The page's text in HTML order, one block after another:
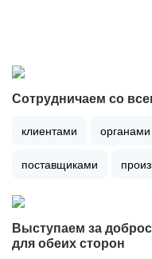
Сотрудничаем со
клиентами органами
поставщиками
Выступаем за
для обеих сторон